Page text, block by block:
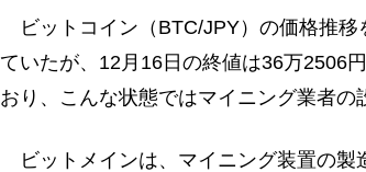
ビットコイン（BTC/JPY）の価格推移
ていたが、12月16日の終値は36万2506
おり、こんな状態ではマイニング業者の
ビットメインは、マイニング装置の製